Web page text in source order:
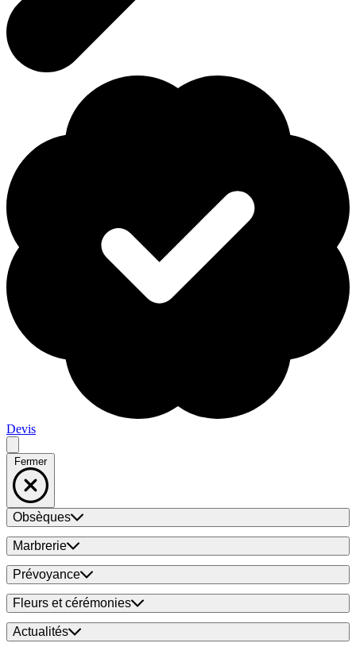
Devis
Fermer
Obsèques
Marbrerie
Prévoyance
Fleurs et cérémonies
Actualités